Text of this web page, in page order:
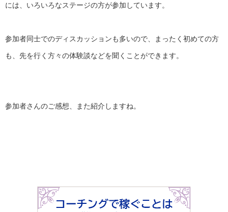
には、いろいろなステージの方が参加しています。
参加者同士でのディスカッションも多いので、 まったく初めての方
も、 先を行く方々の体験談などを聞くことができます。
参加者さんのご感想、また紹介しますね。